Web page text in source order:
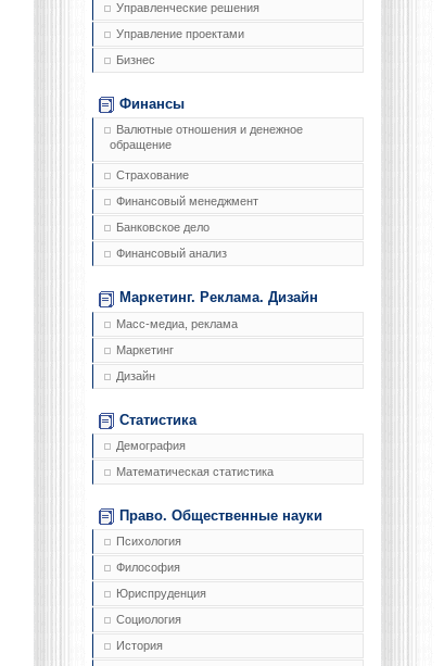
Управленческие решения
Управление проектами
Бизнес
Финансы
Валютные отношения и денежное
обращение
Страхование
Финансовый менеджмент
Банковское дело
Финансовый анализ
Маркетинг. Реклама. Дизайн
Масс-медиа, реклама
Маркетинг
Дизайн
Статистика
Демография
Математическая статистика
Право. Общественные науки
Психология
Философия
Юриспруденция
Социология
История